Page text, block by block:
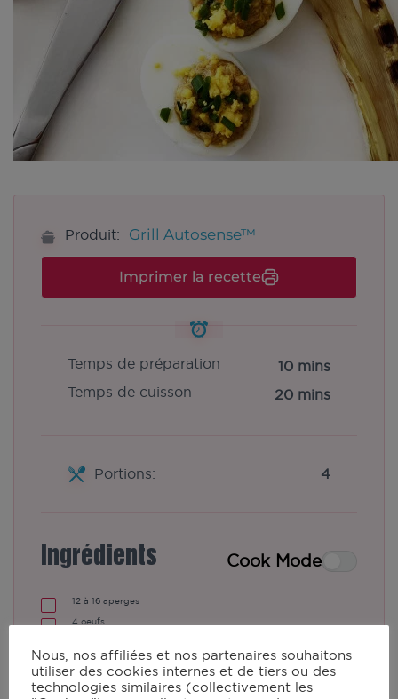
Produit: Grill Autosense™
Imprimer la recette
Temps de préparation
10 mins
Temps de cuisson
20 mins
Portions: 4
Ingrédients Cook Mode
12 à 16 aperges
4 oeufs
vinaigrette
huile d'olive
Nous, nos affiliées et nos partenaires souhaitons
utiliser des cookies internes et de tiers ou des
technologies similaires (collectivement les